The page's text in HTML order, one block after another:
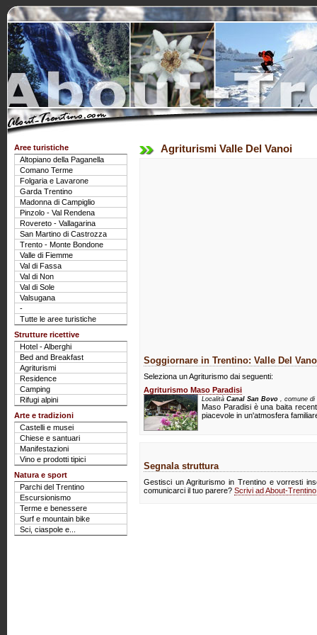
Agriturismi Valle Del Vanoi
Soggiornare in Trentino: Valle Del
Seleziona un Agriturismo dai seguenti:
Agriturismo Maso Paradisi
Località Canal San Bovo , comune di
Maso Paradisi è una baita
piacevole in un'atmosfera
Segnala struttura
Gestisci un Agriturismo in Trentino e vorresti
comunicarci il tuo parere? Scrivi ad About-
Aree turistiche
Altopiano della Paganella
Comano Terme
Folgaria e Lavarone
Garda Trentino
Madonna di Campiglio
Pinzolo - Val Rendena
Rovereto - Vallagarina
San Martino di Castrozza
Trento - Monte Bondone
Valle di Fiemme
Val di Fassa
Val di Non
Val di Sole
Valsugana
-
Tutte le aree turistiche
Strutture ricettive
Hotel - Alberghi
Bed and Breakfast
Agriturismi
Residence
Camping
Rifugi alpini
Arte e tradizioni
Castelli e musei
Chiese e santuari
Manifestazioni
Vino e prodotti tipici
Natura e sport
Parchi del Trentino
Escursionismo
Terme e benessere
Surf e mountain bike
Sci, ciaspole e...